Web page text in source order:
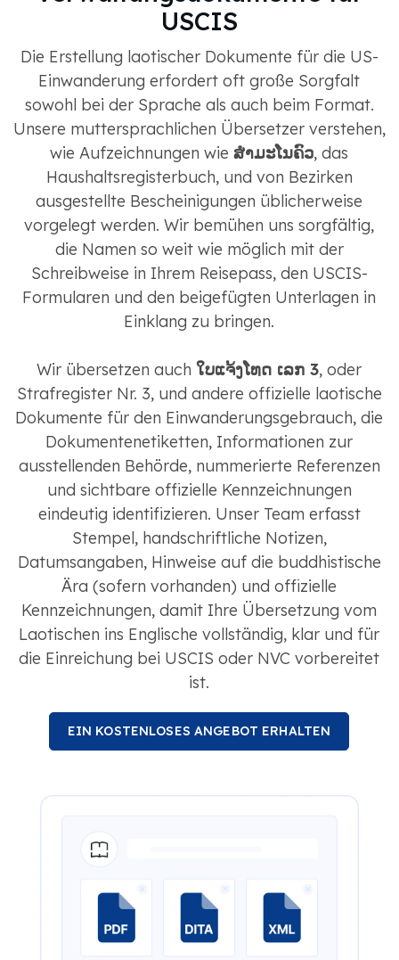
USCIS
Die Erstellung laotischer Dokumente für die US-
Einwanderung erfordert oft große Sorgfalt
sowohl bei der Sprache als auch beim Format.
Unsere muttersprachlichen Übersetzer verstehen,
wie Aufzeichnungen wie ສຳມະໂນຄົວ, das
Haushaltsregisterbuch, und von Bezirken
ausgestellte Bescheinigungen üblicherweise
vorgelegt werden. Wir bemühen uns sorgfältig,
die Namen so weit wie möglich mit der
Schreibweise in Ihrem Reisepass, den USCIS-
Formularen und den beigefügten Unterlagen in
Einklang zu bringen.
Wir übersetzen auch ໃບແຈ້ງໂທດ ເລກ 3, oder
Strafregister Nr. 3, und andere offizielle laotische
Dokumente für den Einwanderungsgebrauch, die
Dokumentenetiketten, Informationen zur
ausstellenden Behörde, nummerierte Referenzen
und sichtbare offizielle Kennzeichnungen
eindeutig identifizieren. Unser Team erfasst
Stempel, handschriftliche Notizen,
Datumsangaben, Hinweise auf die buddhistische
Ära (sofern vorhanden) und offizielle
Kennzeichnungen, damit Ihre Übersetzung vom
Laotischen ins Englische vollständig, klar und für
die Einreichung bei USCIS oder NVC vorbereitet
ist.
EIN KOSTENLOSES ANGEBOT ERHALTEN